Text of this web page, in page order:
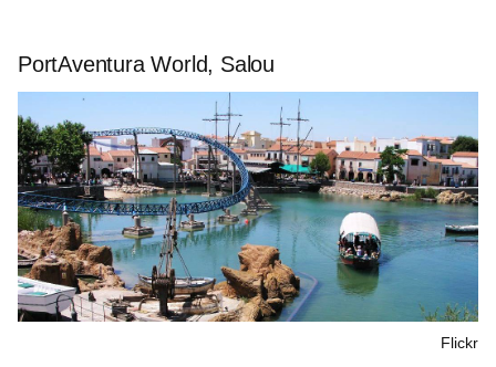
PortAventura World, Salou
Flickr